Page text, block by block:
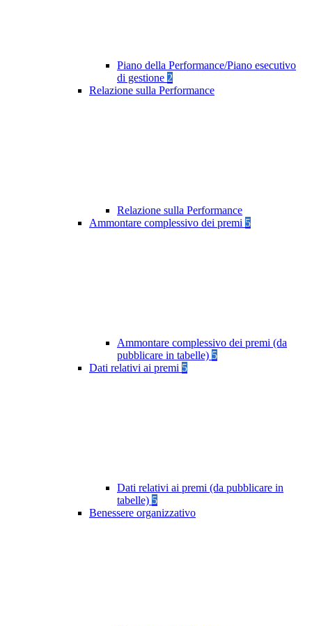
Piano della Performance/Piano esecutivo
di gestione 2
Relazione sulla Performance
Relazione sulla Performance
Ammontare complessivo dei premi 5
Ammontare complessivo dei premi (da
pubblicare in tabelle) 5
Dati relativi ai premi 5
Dati relativi ai premi (da pubblicare in
tabelle) 5
Benessere organizzativo